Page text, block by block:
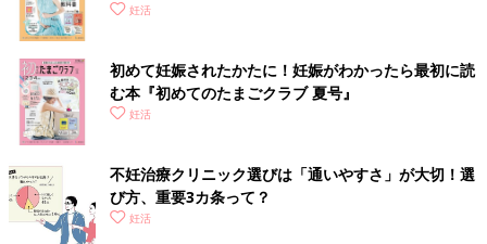
妊活
初めて妊娠されたかたに！妊娠がわかったら最初に読
む本『初めてのたまごクラブ 夏号』
妊活
不妊治療クリニック選びは「通いやすさ」が大切！選
び方、重要3カ条って？
妊活